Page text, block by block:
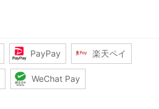
PayPay 楽天ペイ
WeChat Pay